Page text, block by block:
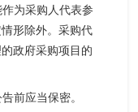
为采购人代表参
形除外。采购代
政府采购项目的
前应当保密。